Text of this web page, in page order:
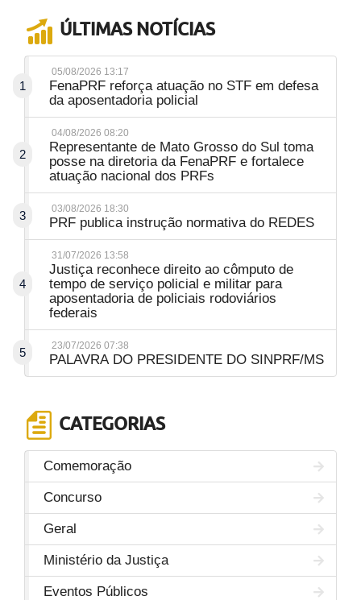
ÚLTIMAS NOTÍCIAS
1
05/08/2026 13:17
FenaPRF reforça atuação no STF em defesa
da aposentadoria policial
2
04/08/2026 08:20
Representante de Mato Grosso do Sul toma
posse na diretoria da FenaPRF e fortalece
atuação nacional dos PRFs
3
03/08/2026 18:30
PRF publica instrução normativa do REDES
4
31/07/2026 13:58
Justiça reconhece direito ao cômputo de
tempo de serviço policial e militar para
aposentadoria de policiais rodoviários
federais
5
23/07/2026 07:38
PALAVRA DO PRESIDENTE DO SINPRF/MS
CATEGORIAS
Comemoração
Concurso
Geral
Ministério da Justiça
Eventos Públicos